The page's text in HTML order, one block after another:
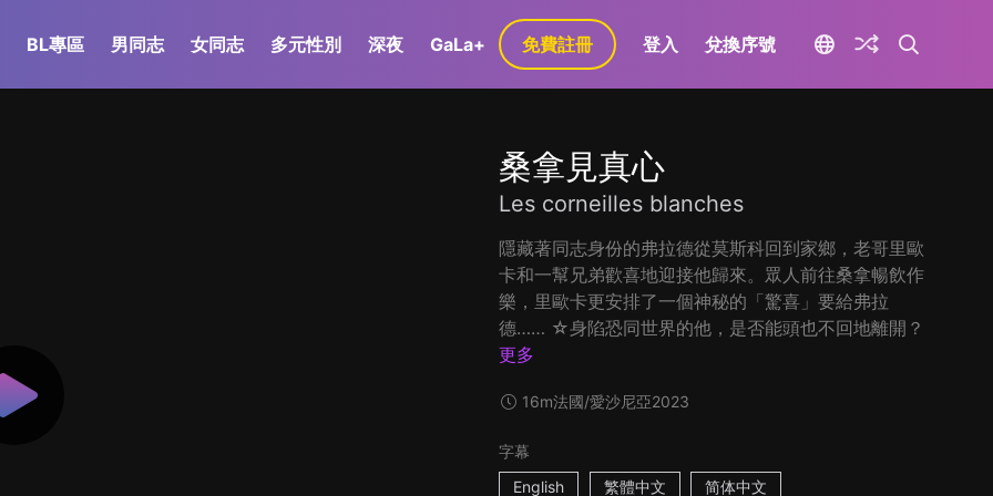
BL專區 男同志 女同志 多元性別 深夜 GaLa+ 免費註冊 登入 兌換序號
桑拿見真心
Les corneilles blanches
隱藏著同志身份的弗拉德從莫斯科回到家鄉，老哥里歐
卡和一幫兄弟歡喜地迎接他歸來。眾人前往桑拿暢飲作
樂，里歐卡更安排了一個神秘的「驚喜」要給弗拉
德…… ☆身陷恐同世界的他，是否能頭也不回地離開？
更多
16m法國/愛沙尼亞2023
字幕
English
繁體中文 简体中文